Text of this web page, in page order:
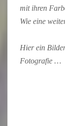
mit ihren
Wie eine
Hier ein
Fotografie …